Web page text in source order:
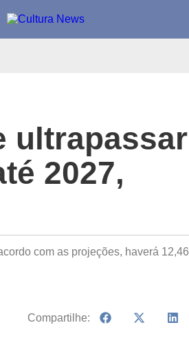
ultrapassar
2027,
com as projeções, haverá 12,46
Compartilhe: